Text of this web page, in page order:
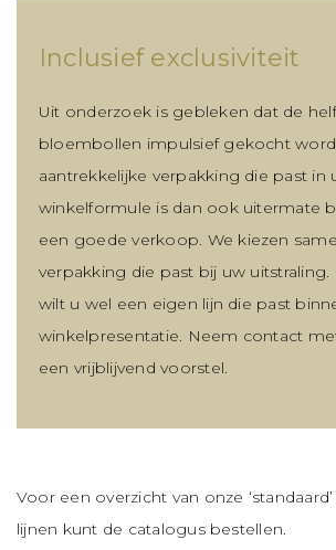
Inclusief exclusiviteit
Uit onderzoek is gebleken dat de
bloembollen impulsief gekocht
aantrekkelijke verpakking die past in
winkelformule is dan ook uitermate
een goede verkoop. We kiezen
verpakking die past bij uw uitstraling.
wilt u wel een eigen lijn die past
winkelpresentatie. Neem contact
een vrijblijvend voorstel.
Voor een overzicht van onze
lijnen kunt de catalogus bestellen.